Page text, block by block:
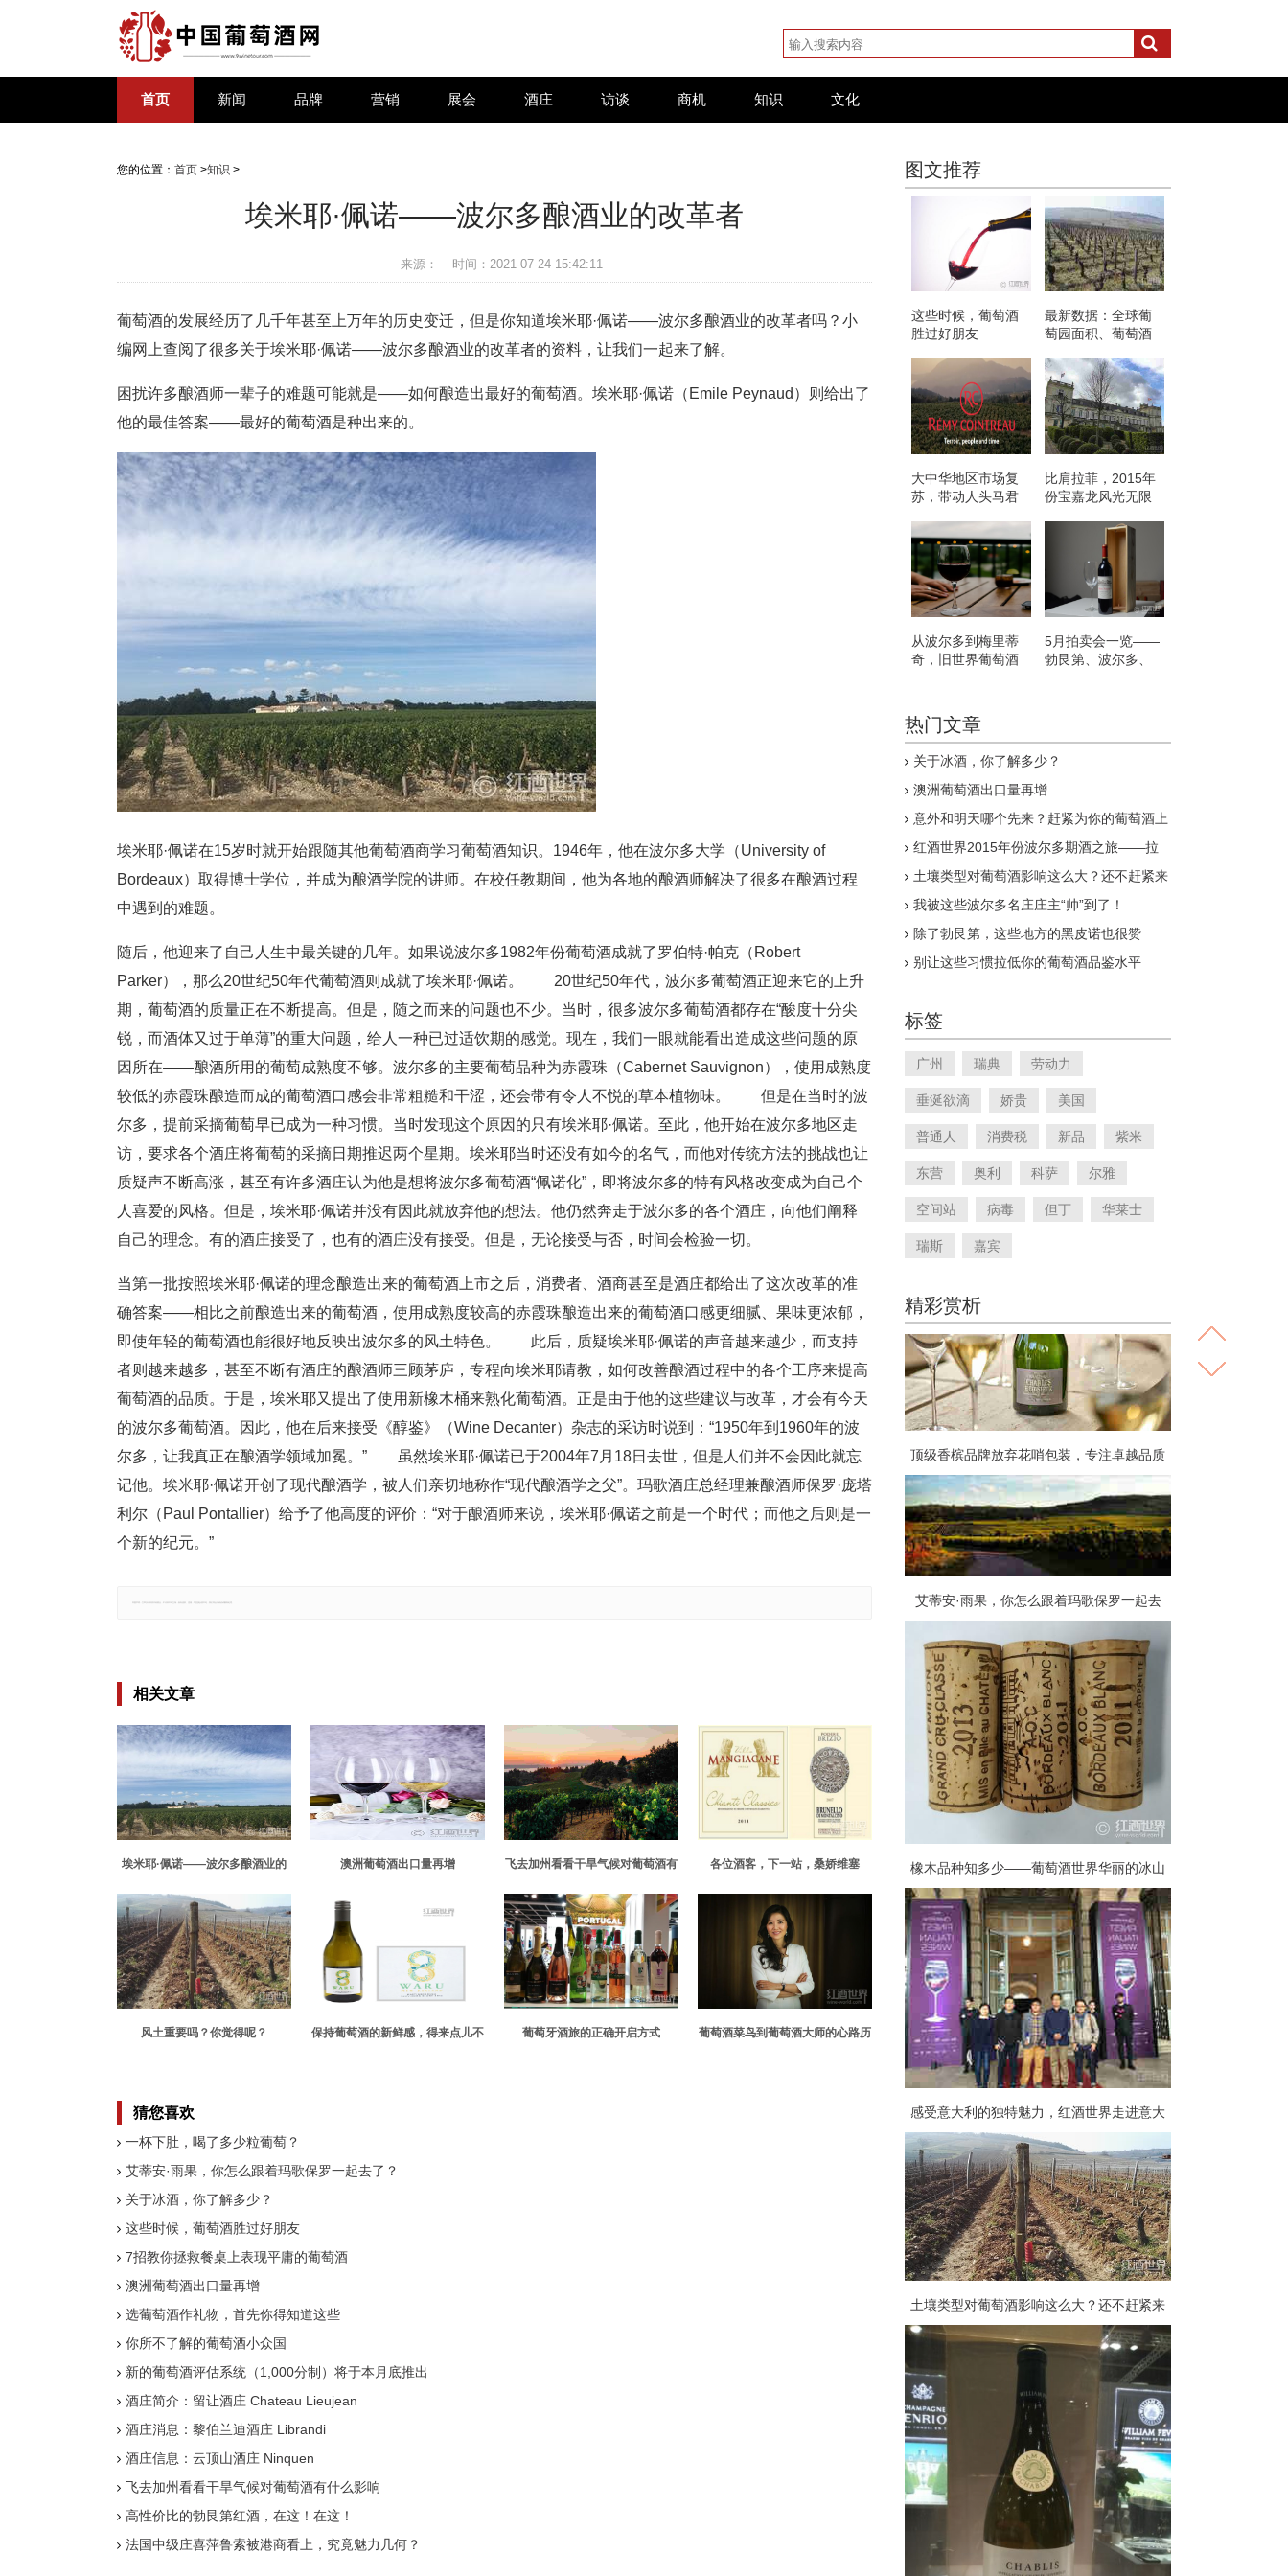
首页 新闻 品牌 营销 展会 酒庄 访谈 商机 知识 文化
您的位置： 首页 >知识 >
埃米耶·佩诺——波尔多酿酒业的改革者
来源： 时间：2021-07-24 15:42:11
葡萄酒的发展经历了几千年甚至上万年的历史变迁，但是你知道埃米耶·佩诺——波尔多酿酒业的改革者吗？小
编网上查阅了很多关于埃米耶·佩诺——波尔多酿酒业的改革者的资料，让我们一起来了解。
困扰许多酿酒师一辈子的难题可能就是——如何酿造出最好的葡萄酒。埃米耶·佩诺（Emile Peynaud）则给出了
他的最佳答案——最好的葡萄酒是种出来的。
埃米耶·佩诺在15岁时就开始跟随其他葡萄酒商学习葡萄酒知识。1946年，他在波尔多大学（University of
Bordeaux）取得博士学位，并成为酿酒学院的讲师。在校任教期间，他为各地的酿酒师解决了很多在酿酒过程
中遇到的难题。
随后，他迎来了自己人生中最关键的几年。如果说波尔多1982年份葡萄酒成就了罗伯特·帕克（Robert
Parker），那么20世纪50年代葡萄酒则成就了埃米耶·佩诺。 20世纪50年代，波尔多葡萄酒正迎来它的上升
期，葡萄酒的质量正在不断提高。但是，随之而来的问题也不少。当时，很多波尔多葡萄酒都存在“酸度十分尖
锐，而酒体又过于单薄”的重大问题，给人一种已过适饮期的感觉。现在，我们一眼就能看出造成这些问题的原
因所在——酿酒所用的葡萄成熟度不够。波尔多的主要葡萄品种为赤霞珠（Cabernet Sauvignon），使用成熟度
较低的赤霞珠酿造而成的葡萄酒口感会非常粗糙和干涩，还会带有令人不悦的草本植物味。 但是在当时的波
尔多，提前采摘葡萄早已成为一种习惯。当时发现这个原因的只有埃米耶·佩诺。至此，他开始在波尔多地区走
访，要求各个酒庄将葡萄的采摘日期推迟两个星期。埃米耶当时还没有如今的名气，而他对传统方法的挑战也让
质疑声不断高涨，甚至有许多酒庄认为他是想将波尔多葡萄酒“佩诺化”，即将波尔多的特有风格改变成为自己个
人喜爱的风格。但是，埃米耶·佩诺并没有因此就放弃他的想法。他仍然奔走于波尔多的各个酒庄，向他们阐释
自己的理念。有的酒庄接受了，也有的酒庄没有接受。但是，无论接受与否，时间会检验一切。
当第一批按照埃米耶·佩诺的理念酿造出来的葡萄酒上市之后，消费者、酒商甚至是酒庄都给出了这次改革的准
确答案——相比之前酿造出来的葡萄酒，使用成熟度较高的赤霞珠酿造出来的葡萄酒口感更细腻、果味更浓郁，
即使年轻的葡萄酒也能很好地反映出波尔多的风土特色。 此后，质疑埃米耶·佩诺的声音越来越少，而支持
者则越来越多，甚至不断有酒庄的酿酒师三顾茅庐，专程向埃米耶请教，如何改善酿酒过程中的各个工序来提高
葡萄酒的品质。于是，埃米耶又提出了使用新橡木桶来熟化葡萄酒。正是由于他的这些建议与改革，才会有今天
的波尔多葡萄酒。因此，他在后来接受《醇鉴》（Wine Decanter）杂志的采访时说到：“1950年到1960年的波
尔多，让我真正在酿酒学领域加冕。” 虽然埃米耶·佩诺已于2004年7月18日去世，但是人们并不会因此就忘
记他。埃米耶·佩诺开创了现代酿酒学，被人们亲切地称作“现代酿酒学之父”。玛歌酒庄总经理兼酿酒师保罗·庞塔
利尔（Paul Pontallier）给予了他高度的评价：“对于酿酒师来说，埃米耶·佩诺之前是一个时代；而他之后则是一
个新的纪元。”
相关文章
埃米耶·佩诺——波尔多酿酒业的
澳洲葡萄酒出口量再增
飞去加州看看干旱气候对葡萄酒有
各位酒客，下一站，桑娇维塞
风土重要吗？你觉得呢？
保持葡萄酒的新鲜感，得来点儿不
葡萄牙酒旅的正确开启方式
葡萄酒菜鸟到葡萄酒大师的心路历
猜您喜欢
一杯下肚，喝了多少粒葡萄？
艾蒂安·雨果，你怎么跟着玛歌保罗一起去了？
关于冰酒，你了解多少？
这些时候，葡萄酒胜过好朋友
7招教你拯救餐桌上表现平庸的葡萄酒
澳洲葡萄酒出口量再增
选葡萄酒作礼物，首先你得知道这些
你所不了解的葡萄酒小众国
新的葡萄酒评估系统（1,000分制）将于本月底推出
酒庄简介：留让酒庄 Chateau Lieujean
酒庄消息：黎伯兰迪酒庄 Librandi
酒庄信息：云顶山酒庄 Ninquen
飞去加州看看干旱气候对葡萄酒有什么影响
高性价比的勃艮第红酒，在这！在这！
法国中级庄喜萍鲁索被港商看上，究竟魅力几何？
图文推荐
这些时候，葡萄酒
胜过好朋友
最新数据：全球葡
萄园面积、葡萄酒
大中华地区市场复
苏，带动人头马君
比肩拉菲，2015年
份宝嘉龙风光无限
从波尔多到梅里蒂
奇，旧世界葡萄酒
5月拍卖会一览——
勃艮第、波尔多、
热门文章
关于冰酒，你了解多少？
澳洲葡萄酒出口量再增
意外和明天哪个先来？赶紧为你的葡萄酒上
红酒世界2015年份波尔多期酒之旅——拉
土壤类型对葡萄酒影响这么大？还不赶紧来
我被这些波尔多名庄庄主“帅”到了！
除了勃艮第，这些地方的黑皮诺也很赞
别让这些习惯拉低你的葡萄酒品鉴水平
标签
广州 瑞典 劳动力
垂涎欲滴 娇贵 美国
普通人 消费税 新品 紫米
东营 奥利 科萨 尔雅
空间站 病毒 但丁 华莱士
瑞斯 嘉宾
精彩赏析
顶级香槟品牌放弃花哨包装，专注卓越品质
艾蒂安·雨果，你怎么跟着玛歌保罗一起去
了？
橡木品种知多少——葡萄酒世界华丽的冰山
一角
感受意大利的独特魅力，红酒世界走进意大
利歌舞葡萄酒展
土壤类型对葡萄酒影响这么大？还不赶紧来
看看